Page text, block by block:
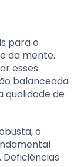
para o
da mente.
esses
balanceada
qualidade de
o